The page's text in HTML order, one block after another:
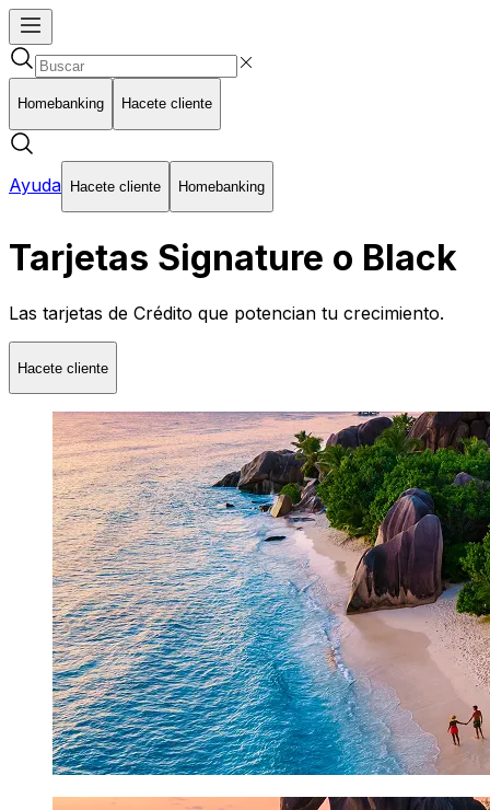
Homebanking Hacete cliente
Ayuda Hacete cliente Homebanking
Tarjetas Signature o Black
Las tarjetas de Crédito que potencian tu crecimiento.
Hacete cliente